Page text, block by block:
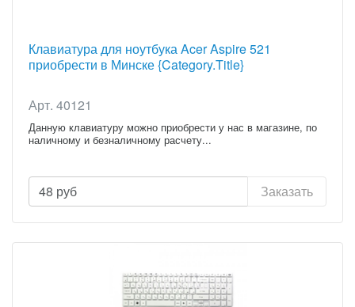
Клавиатура для ноутбука Acer Aspire 521
приобрести в Минске {Category.Title}
Арт. 40121
Данную клавиатуру можно приобрести у нас в магазине, по
наличному и безналичному расчету...
48 руб Заказать